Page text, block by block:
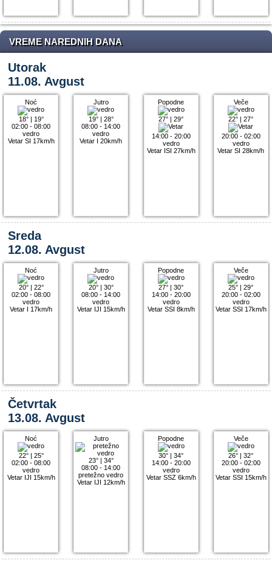
VREME NAREDNIH DANA
Utorak
11.08. Avgust
Noć
18°| 19°
02:00 - 08:00
vedro
Vetar SI 17km/h
Jutro
19°| 28°
08:00 - 14:00
vedro
Vetar I 20km/h
Popodne
27° |29°
14:00 - 20:00
vedro
Vetar ISI 27km/h
Veče
22° |27°
20:00 - 02:00
vedro
Vetar SI 28km/h
Sreda
12.08. Avgust
Noć
20°| 22°
02:00 - 08:00
vedro
Vetar I 17km/h
Jutro
20°| 30°
08:00 - 14:00
vedro
Vetar IJI 15km/h
Popodne
27° |30°
14:00 - 20:00
vedro
Vetar SSI 8km/h
Veče
25° |29°
20:00 - 02:00
vedro
Vetar SSI 17km/h
Četvrtak
13.08. Avgust
Noć
22°| 25°
02:00 - 08:00
vedro
Vetar IJI 15km/h
Jutro
23°| 34°
08:00 - 14:00
pretežno vedro
Vetar IJI 12km/h
Popodne
30° |34°
14:00 - 20:00
vedro
Vetar SSZ 6km/h
Veče
26° |32°
20:00 - 02:00
vedro
Vetar SSI 15km/h